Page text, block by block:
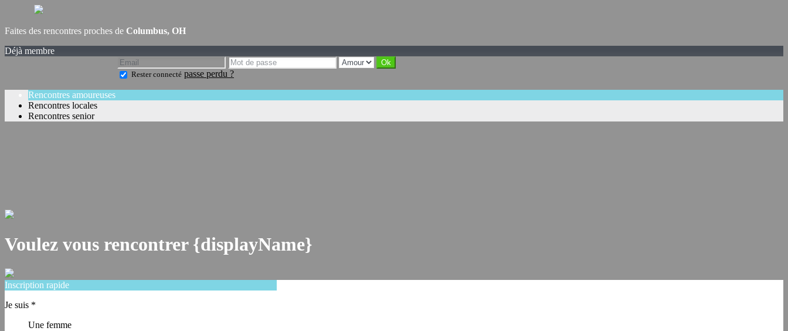
Faites des rencontres proches de Columbus, OH
Déjà membre
Rester connecté passe perdu ?
Rencontres amoureuses
Rencontres locales
Rencontres senior
Voulez vous rencontrer {displayName}
Inscription rapide
Je suis *
Une femme